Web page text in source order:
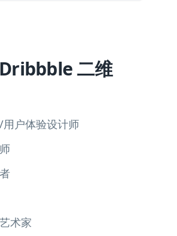
二维
用户体验设计师
术家